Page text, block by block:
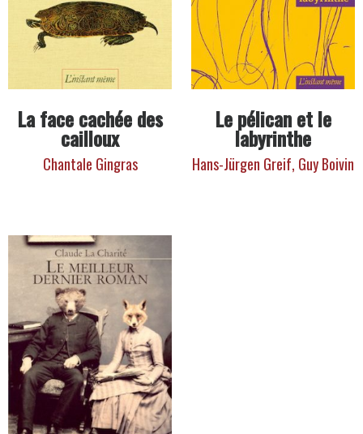
La face cachée des
cailloux
Chantale Gingras
Le pélican et le
labyrinthe
Hans-Jürgen Greif, Guy Boivin